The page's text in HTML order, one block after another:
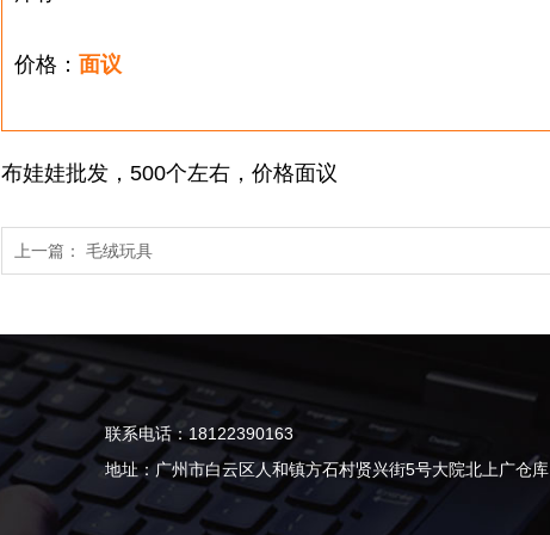
价格： 面议
布娃娃批发，500个左右，价格面议
上一篇： 毛绒玩具
联系电话：18122390163
地址：广州市白云区人和镇方石村贤兴街5号大院北上广仓库